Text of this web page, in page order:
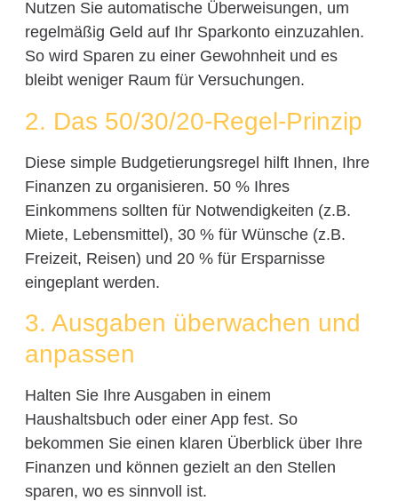
Nutzen Sie automatische Überweisungen, um
regelmäßig Geld auf Ihr Sparkonto einzuzahlen.
So wird Sparen zu einer Gewohnheit und es
bleibt weniger Raum für Versuchungen.
2. Das 50/30/20-Regel-Prinzip
Diese simple Budgetierungsregel hilft Ihnen, Ihre
Finanzen zu organisieren. 50 % Ihres
Einkommens sollten für Notwendigkeiten (z.B.
Miete, Lebensmittel), 30 % für Wünsche (z.B.
Freizeit, Reisen) und 20 % für Ersparnisse
eingeplant werden.
3. Ausgaben überwachen und
anpassen
Halten Sie Ihre Ausgaben in einem
Haushaltsbuch oder einer App fest. So
bekommen Sie einen klaren Überblick über Ihre
Finanzen und können gezielt an den Stellen
sparen, wo es sinnvoll ist.